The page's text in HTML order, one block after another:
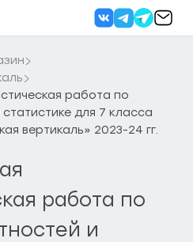
работа по
для 7 класса
вертикаль» 2023-24 гг.
работа по
и